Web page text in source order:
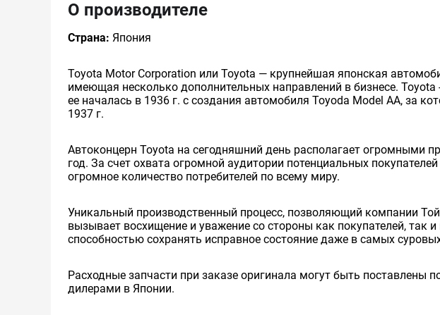
О производителе
Страна: Япония
Toyota Motor Corporation или Toyota — крупнейшая японская
имеющая несколько дополнительных направлений в бизнесе.
ее началась в 1936 г. с создания автомобиля Toyoda Model AA, за
1937 г.
Автоконцерн Toyota на сегодняшний день располагает огромными
год. За счет охвата огромной аудитории потенциальных
огромное количество потребителей по всему миру.
Уникальный производственный процесс, позволяющий компании
вызывает восхищение и уважение со стороны как покупателей,
способностью сохранять исправное состояние даже в самых
Расходные запчасти при заказе оригинала могут быть поставлены
дилерами в Японии.